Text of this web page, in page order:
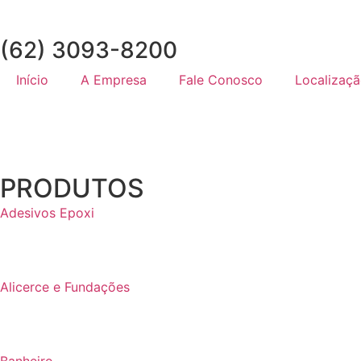
(62) 3093-8200
Início A Empresa Fale Conosco
PRODUTOS
Adesivos Epoxi
Alicerce e Fundações